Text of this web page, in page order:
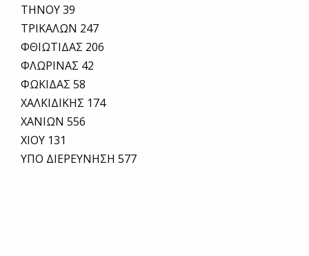
ΤΗΝΟΥ 39
ΤΡΙΚΑΛΩΝ 247
ΦΘΙΩΤΙΔΑΣ 206
ΦΛΩΡΙΝΑΣ 42
ΦΩΚΙΔΑΣ 58
ΧΑΛΚΙΔΙΚΗΣ 174
ΧΑΝΙΩΝ 556
ΧΙΟΥ 131
ΥΠΟ ΔΙΕΡΕΥΝΗΣΗ 577